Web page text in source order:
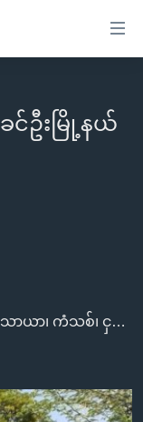
င်ဦးမြို့နယ်
စစ်ကိုင်းတိုင်း ခင်ဦး မြို့အနောက်ဘက္က ကံသာယာ၊ ကံသစ်၊ ငှက်ပျော၊ ဗအိုး၊ အင်းတိုင်ကြီး၊ စည်ပုတတ္တရာ စတဲ့ ကျေးရွာတွေကို ဖေဖော်ဝါရီ ၂၅ ရက် မွန်းတည့်အချိန်မွာ စစ်ကောင်စီတပ်တွေ နယ်မြေရှင်းလင်း ဝင်ရောက်လာတဲ့အတွက် ကျေးရွာ ၇ ရွာထက်မနည်းက ဒေသခံ ၁ သောင်းနီးပါး စစ်ဘေး တိမ်းရှောင် ထြက်ပြေးနေ ကြရပါတယ်။